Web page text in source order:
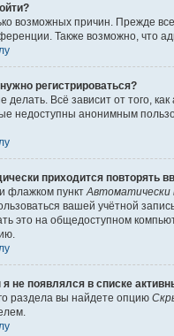
возможных причин. Прежде
Также возможно, что
регистрироваться?
делать. Всё зависит от того,
недоступны анонимным
приходится повторять
флажком пункт Автоматически
вашей учётной
это на общедоступном
не появлялся в списке
раздела вы найдете опцию